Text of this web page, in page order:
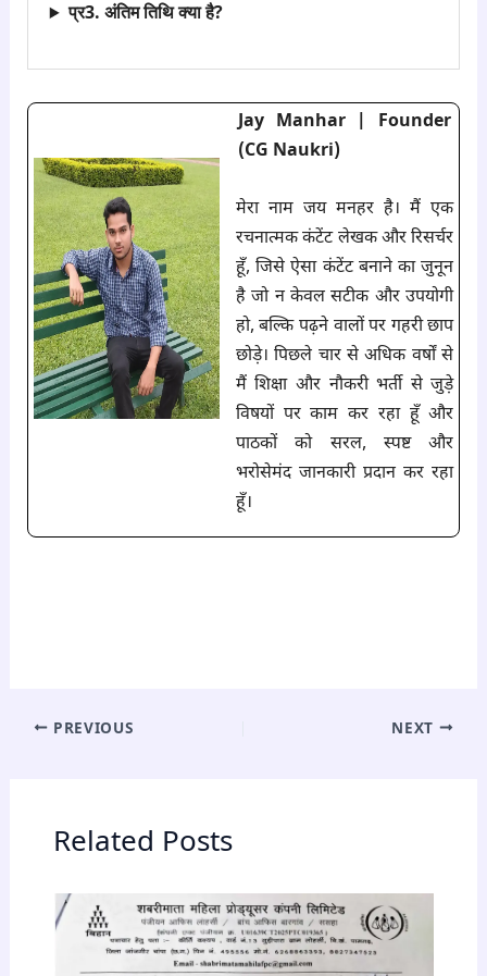
प्र3. अंतिम तिथि क्या है?
Jay Manhar | Founder
(CG Naukri)
मेरा नाम जय मनहर है। मैं एक
रचनात्मक कंटेंट लेखक और रिसर्चर
हूँ, जिसे ऐसा कंटेंट बनाने का जुनून
है जो न केवल सटीक और उपयोगी
हो, बल्कि पढ़ने वालों पर गहरी छाप
छोड़े। पिछले चार से अधिक वर्षों से
मैं शिक्षा और नौकरी भर्ती से जुड़े
विषयों पर काम कर रहा हूँ और
पाठकों को सरल, स्पष्ट और
भरोसेमंद जानकारी प्रदान कर रहा
हूँ।
PREVIOUS NEXT
Related Posts